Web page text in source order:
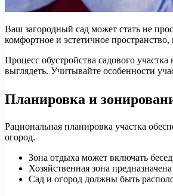
Ваш загородный сад может стать не
комфортное и эстетичное
Процесс обустройства садового
выглядеть. Учитывайте особенности
Планировка и
Рациональная планировка участка
огород.
Зона отдыха может включать
Хозяйственная зона
Сад и огород должны быть